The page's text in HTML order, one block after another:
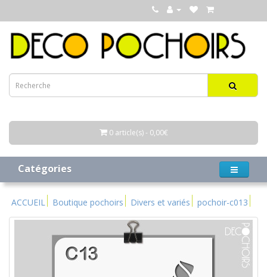
0 article(s) - 0,00€
Catégories
ACCUEIL Boutique pochoirs Divers et variés pochoir-c013